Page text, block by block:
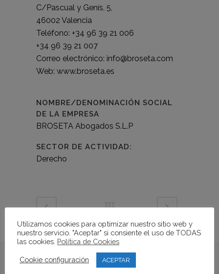
C/Pascual y Genís, 5,
46002 Valencia
Teléfono: +34 96 39 21 006
+34 96 39 21 007
Correo electrónico: info@broseta.com
Web: www.broseta.es
NOMBRE/DENOMINACIÓN SOCIAL
DE LA EMPRESA
BROSETA Abogados S.L.P
SECTOR DE ACTIVIDAD:
Derecho
Utilizamos cookies para optimizar nuestro sitio web y
nuestro servicio. "Aceptar" si consiente el uso de TODAS
las cookies. Política de Cookies
Cookie configuración ACEPTAR